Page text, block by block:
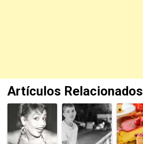
Artículos Relacionados